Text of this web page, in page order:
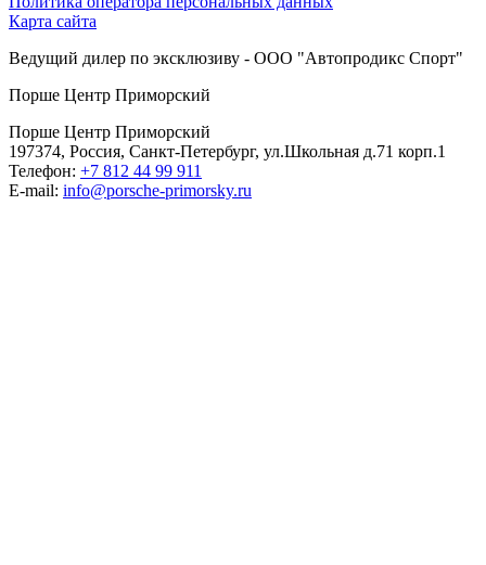
Карта сайта
Ведущий дилер по эксклюзиву - ООО "Автопродикс Спорт"
Порше Центр Приморский
Порше Центр Приморский
197374, Россия, Санкт-Петербург, ул.Школьная д.71 корп.1
Телефон: +7 812 44 99 911
E-mail: info@porsche-primorsky.ru